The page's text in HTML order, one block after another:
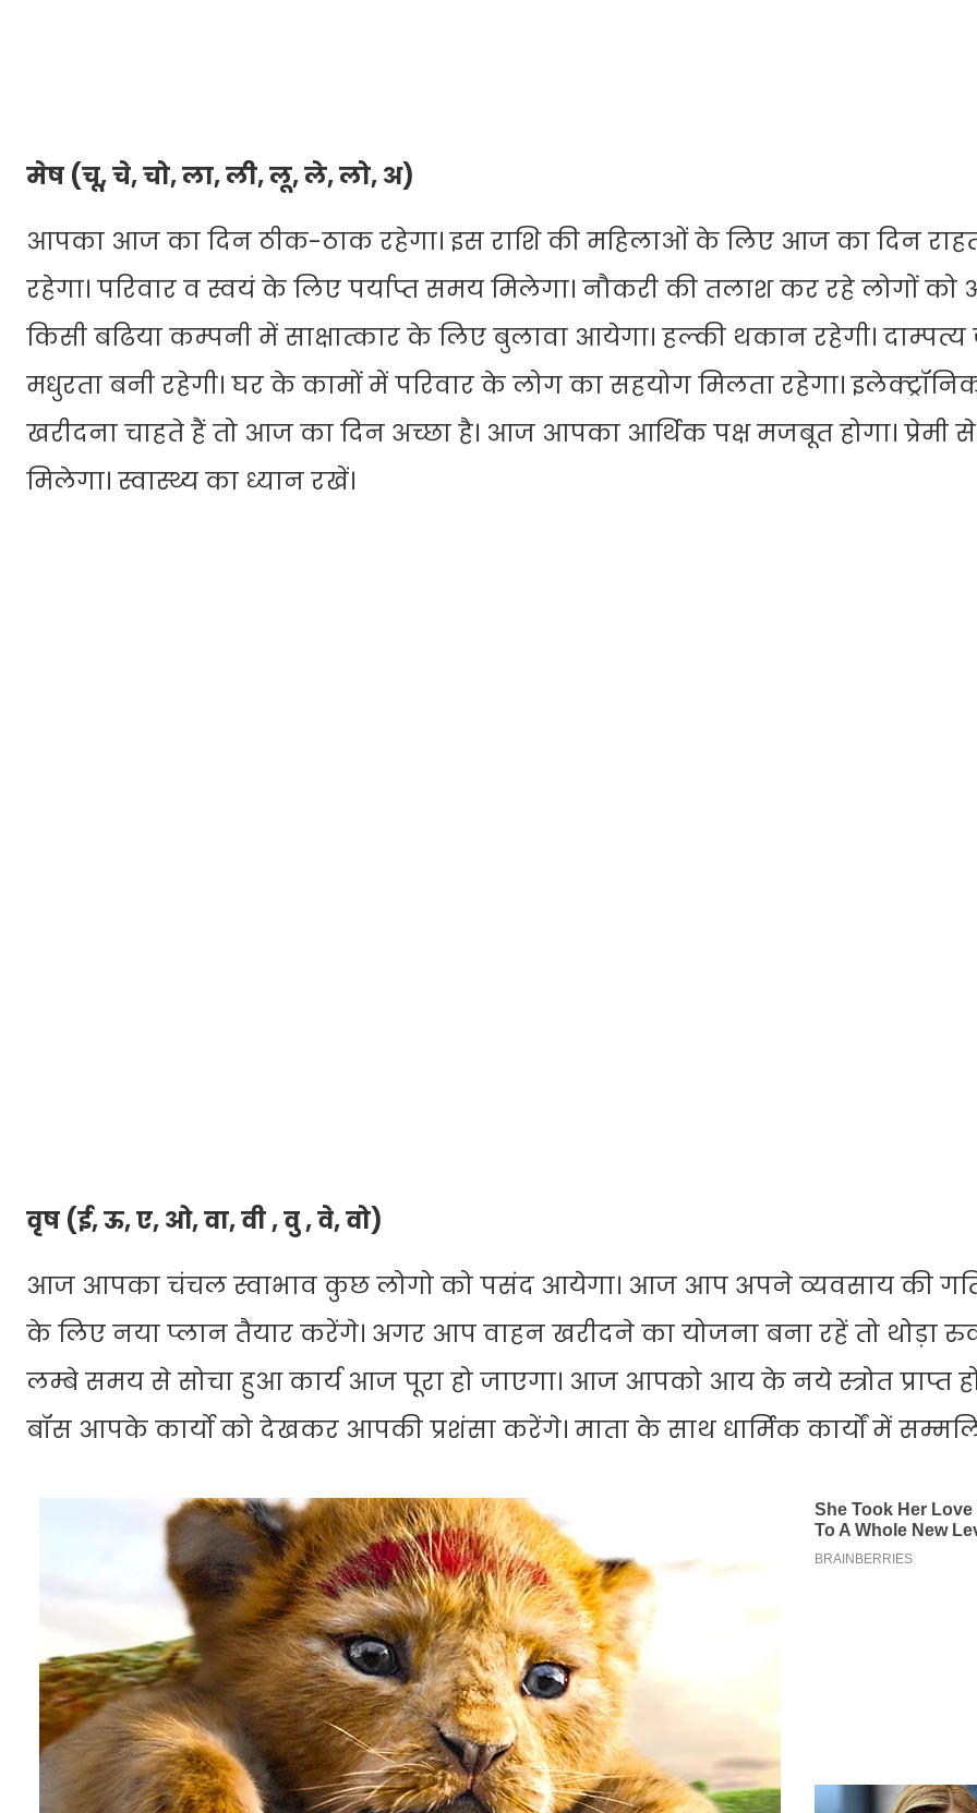
मेष (चू, चे, चो, ला, ली, लू, ले, लो, अ)
आपका आज का दिन ठीक-ठाक रहेगा। इस राशि की महिलाओं के लिए आज का दिन
रहेगा। परिवार व स्वयं के लिए पर्याप्त समय मिलेगा। नौकरी की तलाश कर रहे लोगों
किसी बढिया कम्पनी में साक्षात्कार के लिए बुलावा आयेगा। हल्की थकान रहेगी।
मधुरता बनी रहेगी। घर के कामों में परिवार के लोग का सहयोग मिलता रहेगा।
खरीदना चाहते हैं तो आज का दिन अच्छा है। आज आपका आर्थिक पक्ष मजबूत होगा। प्रेमी
मिलेगा। स्वास्थ्य का ध्यान रखें।
वृष (ई, ऊ, ए, ओ, वा, वी , वु , वे, वो)
आज आपका चंचल स्वाभाव कुछ लोगो को पसंद आयेगा। आज आप अपने व्यवसाय की
के लिए नया प्लान तैयार करेंगे। अगर आप वाहन खरीदने का योजना बना रहें तो थोड़ा
लम्बे समय से सोचा हुआ कार्य आज पूरा हो जाएगा। आज आपको आय के नये स्त्रोत प्राप्त
बॉस आपके कार्यो को देखकर आपकी प्रशंसा करेंगे। माता के साथ धार्मिक कार्यों में